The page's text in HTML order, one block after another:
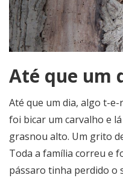
Até que um
Até que um dia, algo t-
foi bicar um carvalho e
grasnou alto. Um grito
Toda a família correu e
pássaro tinha perdido o